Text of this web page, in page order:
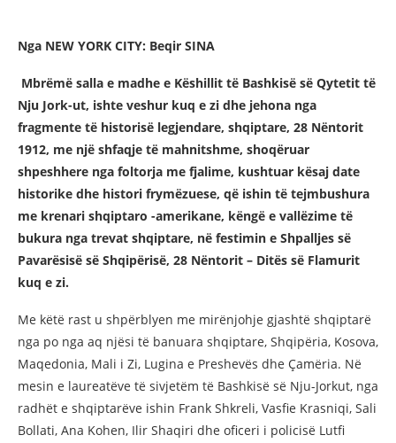
Nga NEW YORK CITY: Beqir SINA
Mbrëmë salla e madhe e Këshillit të Bashkisë së Qytetit të
Nju Jork-ut, ishte veshur kuq e zi dhe jehona nga
fragmente të historisë legjendare, shqiptare, 28 Nëntorit
1912, me një shfaqje të mahnitshme, shoqëruar
shpeshhere nga foltorja me fjalime, kushtuar kësaj date
historike dhe histori frymëzuese, që ishin të tejmbushura
me krenari shqiptaro -amerikane, këngë e vallëzime të
bukura nga trevat shqiptare, në festimin e Shpalljes së
Pavarësisë së Shqipërisë, 28 Nëntorit – Ditës së Flamurit
kuq e zi.
Me këtë rast u shpërblyen me mirënjohje gjashtë shqiptarë
nga po nga aq njësi të banuara shqiptare, Shqipëria, Kosova,
Maqedonia, Mali i Zi, Lugina e Preshevës dhe Çamëria. Në
mesin e laureatëve të sivjetëm të Bashkisë së Nju-Jorkut, nga
radhët e shqiptarëve ishin Frank Shkreli, Vasfie Krasniqi, Sali
Bollati, Ana Kohen, Ilir Shaqiri dhe oficeri i policisë Lutfi